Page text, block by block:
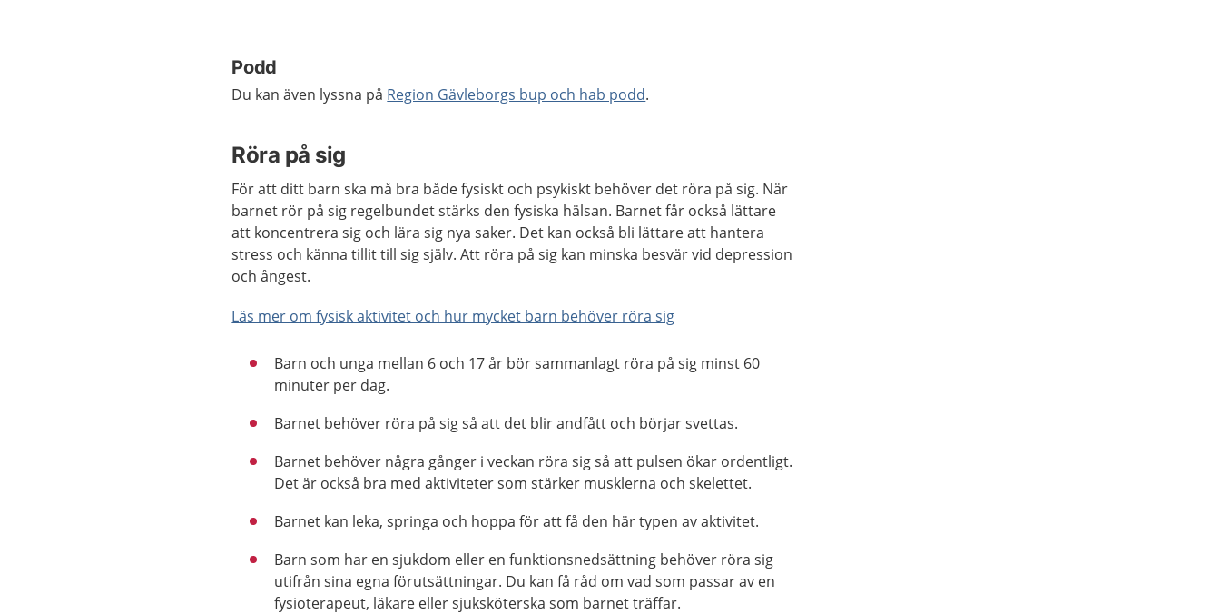
Podd
Du kan även lyssna på Region Gävleborgs bup och hab podd.
Röra på sig
För att ditt barn ska må bra både fysiskt och psykiskt behöver det röra på sig. När
barnet rör på sig regelbundet stärks den fysiska hälsan. Barnet får också lättare
att koncentrera sig och lära sig nya saker. Det kan också bli lättare att hantera
stress och känna tillit till sig själv. Att röra på sig kan minska besvär vid depression
och ångest.
Läs mer om fysisk aktivitet och hur mycket barn behöver röra sig
Barn och unga mellan 6 och 17 år bör sammanlagt röra på sig minst 60
minuter per dag.
Barnet behöver röra på sig så att det blir andfått och börjar svettas.
Barnet behöver några gånger i veckan röra sig så att pulsen ökar ordentligt.
Det är också bra med aktiviteter som stärker musklerna och skelettet.
Barnet kan leka, springa och hoppa för att få den här typen av aktivitet.
Barn som har en sjukdom eller en funktionsnedsättning behöver röra sig
utifrån sina egna förutsättningar. Du kan få råd om vad som passar av en
fysioterapeut, läkare eller sjuksköterska som barnet träffar.